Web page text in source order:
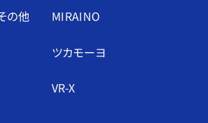
の他 MIRAINO
ツカモーヨ
VR-X